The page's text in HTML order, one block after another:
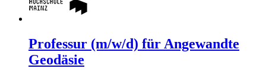
Professur (m/w/d) für Angewandte
Geodäsie